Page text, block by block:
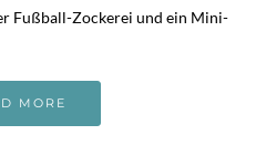
Fußball-Zockerei und ein Mini-
MORE